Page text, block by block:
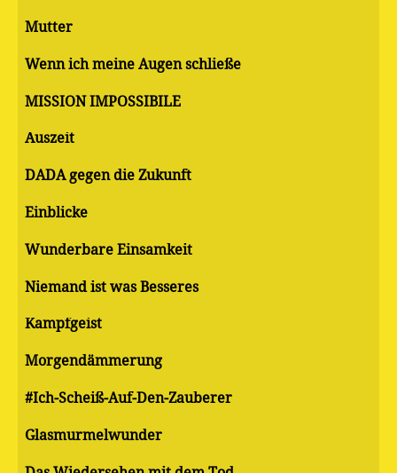
Mutter
Wenn ich meine Augen schließe
MISSION IMPOSSIBILE
Auszeit
DADA gegen die Zukunft
Einblicke
Wunderbare Einsamkeit
Niemand ist was Besseres
Kampfgeist
Morgendämmerung
#Ich-Scheiß-Auf-Den-Zauberer
Glasmurmelwunder